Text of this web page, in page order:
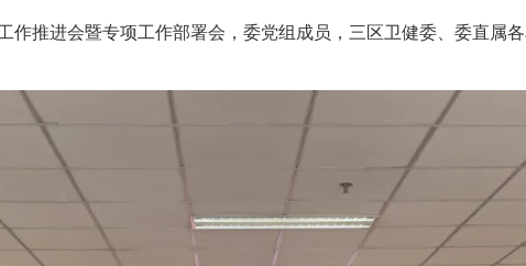
推进会暨专项工作部署会，委党组成员，三区卫健委、委直属